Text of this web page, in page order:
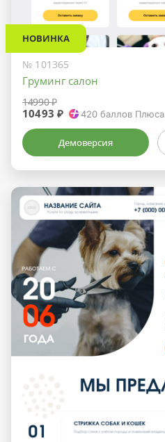
НОВИНКА
№ 101365
Груминг салон
14990 ₽
10493 ₽ 420 баллов Плюса
Демоверсия